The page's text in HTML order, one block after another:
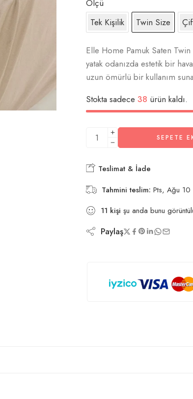
Ölçü
Tek Kişilik
Twin Size
Elle Home Pamuk Saten
yatak odanızda estetik bir
uzun ömürlü bir kullanım
Stokta sadece 38 ürün kaldı.
SEPETE
Teslimat & İade
Tahmini teslim: Pts, Ağu
11 kişi şu anda bunu
Paylaş